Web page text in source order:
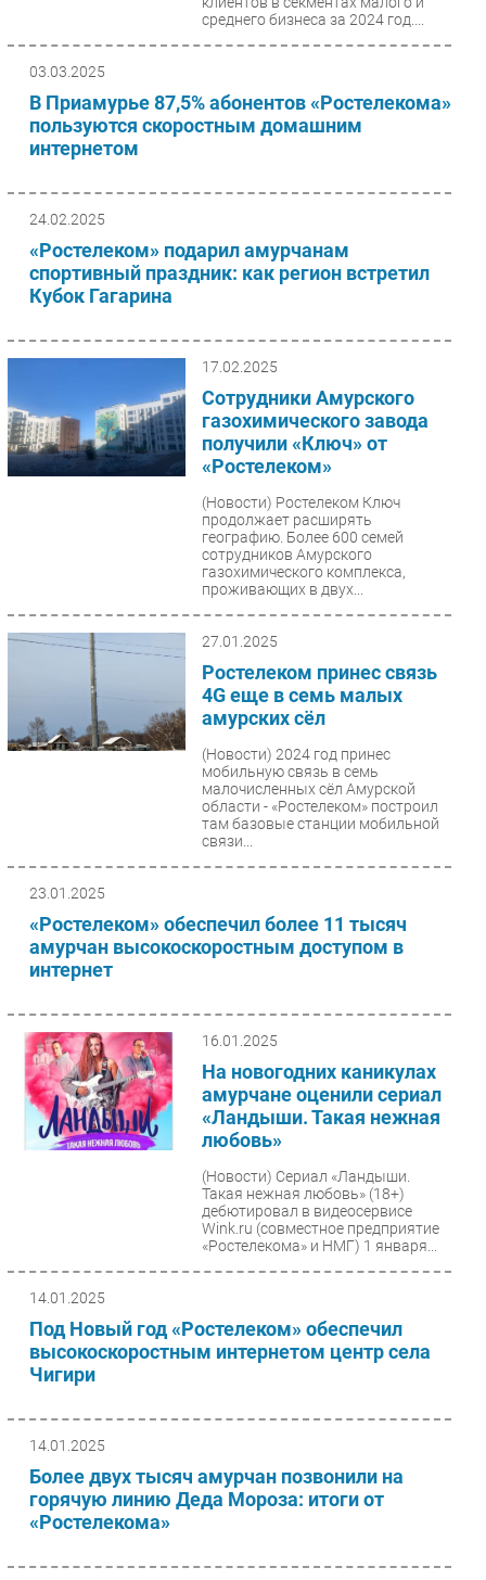
среднего бизнеса за 2024 год....
03.03.2025
В Приамурье 87,5% абонентов «Ростелекома»
пользуются скоростным домашним
интернетом
24.02.2025
«Ростелеком» подарил амурчанам
спортивный праздник: как регион встретил
Кубок Гагарина
17.02.2025
Сотрудники Амурского
газохимического завода
получили «Ключ» от
«Ростелеком»
(Новости) Ростелеком Ключ
продолжает расширять
географию. Более 600 семей
сотрудников Амурского
газохимического комплекса,
проживающих в двух...
27.01.2025
Ростелеком принес связь
4G еще в семь малых
амурских сёл
(Новости) 2024 год принес
мобильную связь в семь
малочисленных сёл Амурской
области - «Ростелеком» построил
там базовые станции мобильной
связи...
23.01.2025
«Ростелеком» обеспечил более 11 тысяч
амурчан высокоскоростным доступом в
интернет
16.01.2025
На новогодних каникулах
амурчане оценили сериал
«Ландыши. Такая нежная
любовь»
(Новости) Сериал «Ландыши.
Такая нежная любовь» (18+)
дебютировал в видеосервисе
Wink.ru (совместное предприятие
«Ростелекома» и НМГ) 1 января...
14.01.2025
Под Новый год «Ростелеком» обеспечил
высокоскоростным интернетом центр села
Чигири
14.01.2025
Более двух тысяч амурчан позвонили на
горячую линию Деда Мороза: итоги от
«Ростелекома»